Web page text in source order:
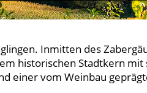
Inmitten des
histo­rischen Stadtkern mit
einer vom Wein­bau